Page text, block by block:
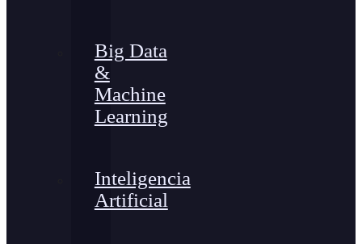
Big Data
&
Machine
Learning
Inteligencia
Artificial